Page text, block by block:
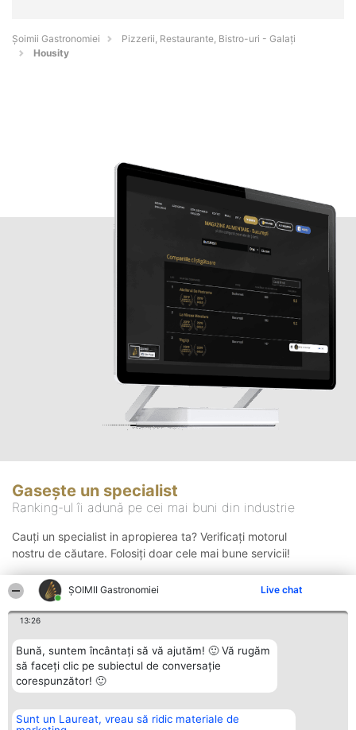
ȘOIMII Gastronomiei Live chat
13:26
Bună, suntem încântați să vă ajutăm! 🙂 Vă rugăm
să faceți clic pe subiectul de conversație
corespunzător! 🙂
Sunt un Laureat, vreau să ridic materiale de
Șoimii Gastronomiei
Pizzerii, Restaurante, Bistro-uri - Galaţi
Housity
Gasește un specialist
Ranking-ul îi adună pe cei mai buni din industrie
Cauți un specialist in apropierea ta? Verificați motorul
nostru de căutare. Folosiți doar cele mai bune servicii!
Organizator Ranking Plebiscyt Contact